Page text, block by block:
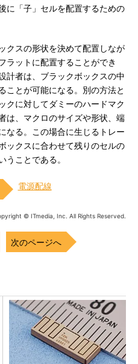
に「子」セルを配置するための
クスの形状を決めて配置しなが
ラットに配置することができ
計者は、ブラックボックスの中
ことが可能になる。別の方法と
クに対してダミーのハードマク
は、マクロのサイズや形状、端
なる。この場合に生じるトレー
ックスに合わせて残りのセルの
うことである。
電源配線
© ITmedia, Inc. All Rights Reserved.
次のページへ